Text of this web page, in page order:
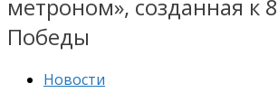
метроном», созданная к
Победы
Новости